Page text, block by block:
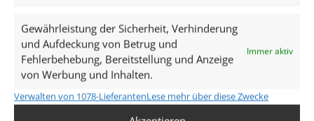
Gewährleistung der Sicherheit, Verhinderung
und Aufdeckung von Betrug und
Fehlerbehebung, Bereitstellung und Anzeige
von Werbung und Inhalten.
Immer aktiv
Verwalten von 1078-LieferantenLese mehr über diese Zwecke
Gesamtmaße
90×88mm
Spannung (V)
AC 230V (ohne Trafo)